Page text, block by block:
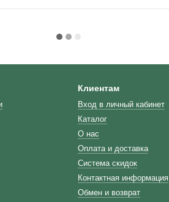
Клиентам
Вход в личный кабинет
Каталог
О нас
Оплата и доставка
Система скидок
Контактная информация
Обмен и возврат